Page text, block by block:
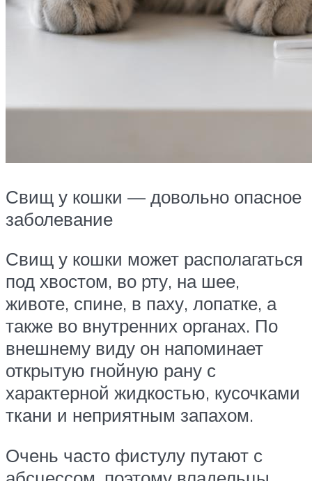
Свищ у кошки — довольно опасное
заболевание
Свищ у кошки может располагаться
под хвостом, во рту, на шее,
животе, спине, в паху, лопатке, а
также во внутренних органах. По
внешнему виду он напоминает
открытую гнойную рану с
характерной жидкостью, кусочками
ткани и неприятным запахом.
Очень часто фистулу путают с